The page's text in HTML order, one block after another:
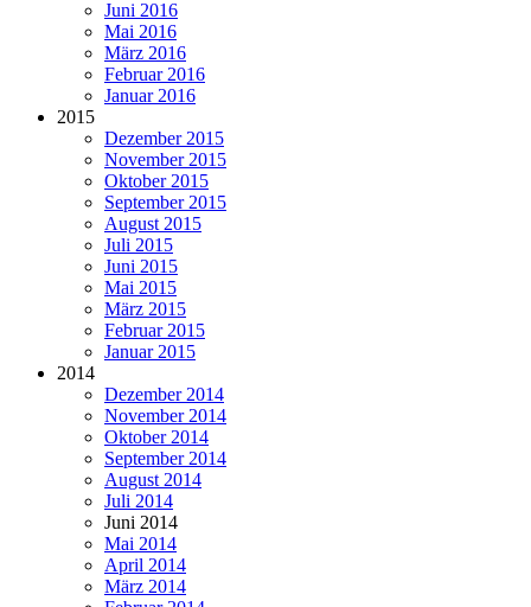
Juni 2016
Mai 2016
März 2016
Februar 2016
Januar 2016
2015
Dezember 2015
November 2015
Oktober 2015
September 2015
August 2015
Juli 2015
Juni 2015
Mai 2015
März 2015
Februar 2015
Januar 2015
2014
Dezember 2014
November 2014
Oktober 2014
September 2014
August 2014
Juli 2014
Juni 2014
Mai 2014
April 2014
März 2014